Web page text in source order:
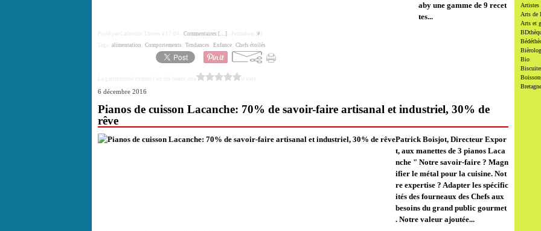
aby une gamme de 9 recet
tes...
Posté par Catherine Thenes à 17:04 - Commentaires […] - Permalien [ #
alimentation Comportements Tendances Enfance Chefs étoilés
La gastronomie comme l'un des beaux-arts
6 décembre 2016
Pianos de cuisson Lacanche: 70% de savoir-faire artisanal et industriel, 30% de
rêve
Patrick Boisjot, Directeur Expor
t, aux manettes de 3 pianos Laca
nche " Notre savoir-faire ? Magn
ifier le métal pour la cuisine. Not
re expertise ? Adapter les spécific
ités des fourneaux des Chefs aux
besoins du grand public gourmet
. Notre valeur ajoutée...
Artistes
Arts de
Arts et
Bio